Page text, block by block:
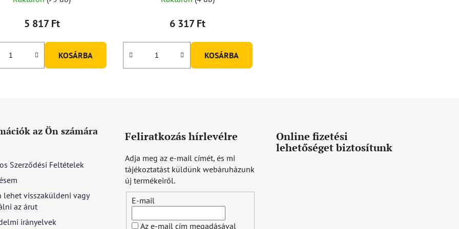
5 817 Ft
KOSÁRBA
6 317 Ft
KOSÁRBA
az Ön számára
Szerződési Feltételek
lehet visszaküldeni vagy
az árut
irányelvek
Feliratkozás hírlevélre
Adja meg az e-mail címét, és mi
tájékoztatást küldünk webáruházunk
új termékeiről.
E-mail
Az e-mail cím megadásával
Online fizetési
lehetőséget biztosítunk